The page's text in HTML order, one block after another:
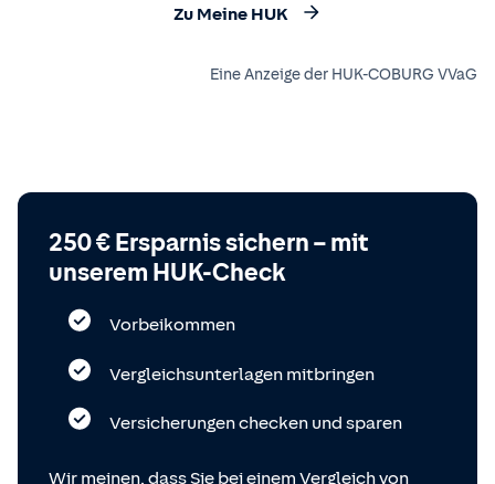
Zu Meine HUK
Eine Anzeige der HUK-COBURG VVaG
250 € Ersparnis sichern – mit
unserem HUK-Check
Vorbeikommen
Vergleichsunterlagen mitbringen
Versicherungen checken und sparen
Wir meinen, dass Sie bei einem Vergleich von